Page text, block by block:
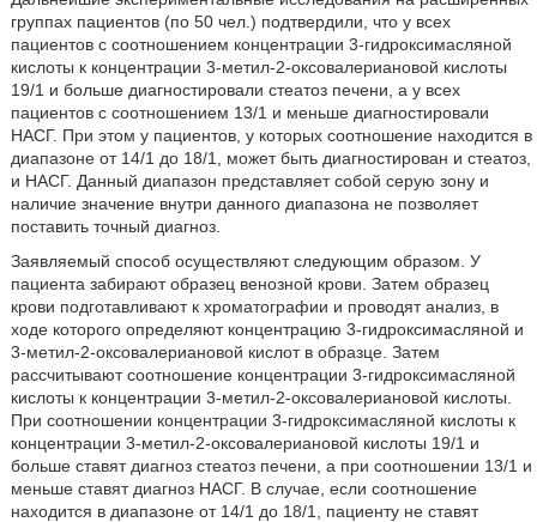
группах пациентов (по 50 чел.) подтвердили, что у всех
пациентов с соотношением концентрации 3-гидроксимасляной
кислоты к концентрации 3-метил-2-оксовалериановой кислоты
19/1 и больше диагностировали стеатоз печени, а у всех
пациентов с соотношением 13/1 и меньше диагностировали
НАСГ. При этом у пациентов, у которых соотношение находится в
диапазоне от 14/1 до 18/1, может быть диагностирован и стеатоз,
и НАСГ. Данный диапазон представляет собой серую зону и
наличие значение внутри данного диапазона не позволяет
поставить точный диагноз.
Заявляемый способ осуществляют следующим образом. У
пациента забирают образец венозной крови. Затем образец
крови подготавливают к хроматографии и проводят анализ, в
ходе которого определяют концентрацию 3-гидроксимасляной и
3-метил-2-оксовалериановой кислот в образце. Затем
рассчитывают соотношение концентрации 3-гидроксимасляной
кислоты к концентрации 3-метил-2-оксовалериановой кислоты.
При соотношении концентрации 3-гидроксимасляной кислоты к
концентрации 3-метил-2-оксовалериановой кислоты 19/1 и
больше ставят диагноз стеатоз печени, а при соотношении 13/1 и
меньше ставят диагноз НАСГ. В случае, если соотношение
находится в диапазоне от 14/1 до 18/1, пациенту не ставят